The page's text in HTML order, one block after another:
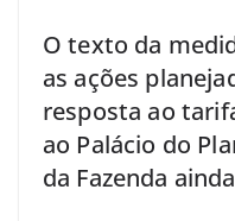
O texto da
as ações
resposta ao
ao Palácio do
da Fazenda